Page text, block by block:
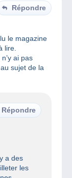
Répondre
le magazine
lire.
ai pas
sujet de la
Répondre
a des
les